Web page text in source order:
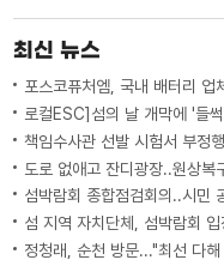
최신 뉴스
포스코퓨처엠, 국내 배터리
로컬ESC]섬의 날 개막에 '들
책임수사관 선발 시험서 부정
도로 없애고 잔디광장..원상복
섬박람회 종합점검회의..시민
섬 지역 자치단체, 섬박람회 입
정청래, 순천 방문..."최선 다